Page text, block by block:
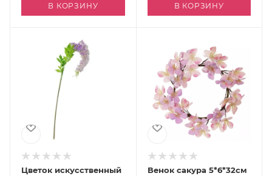
В КОРЗИНУ В КОРЗИНУ
Цветок искусственный
Венок сакура 5*6*32см